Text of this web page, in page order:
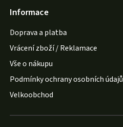
Informace
Doprava a platba
Vrácení zboží / Reklamace
Vše o nákupu
Podmínky ochrany osobních údajů
Velkoobchod